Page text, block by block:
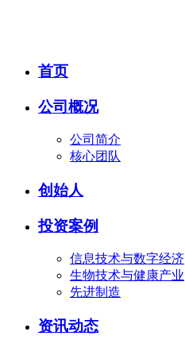
首页
公司概况
公司简介
核心团队
创始人
投资案例
信息技术与数字经济
生物技术与健康产业
先进制造
资讯动态